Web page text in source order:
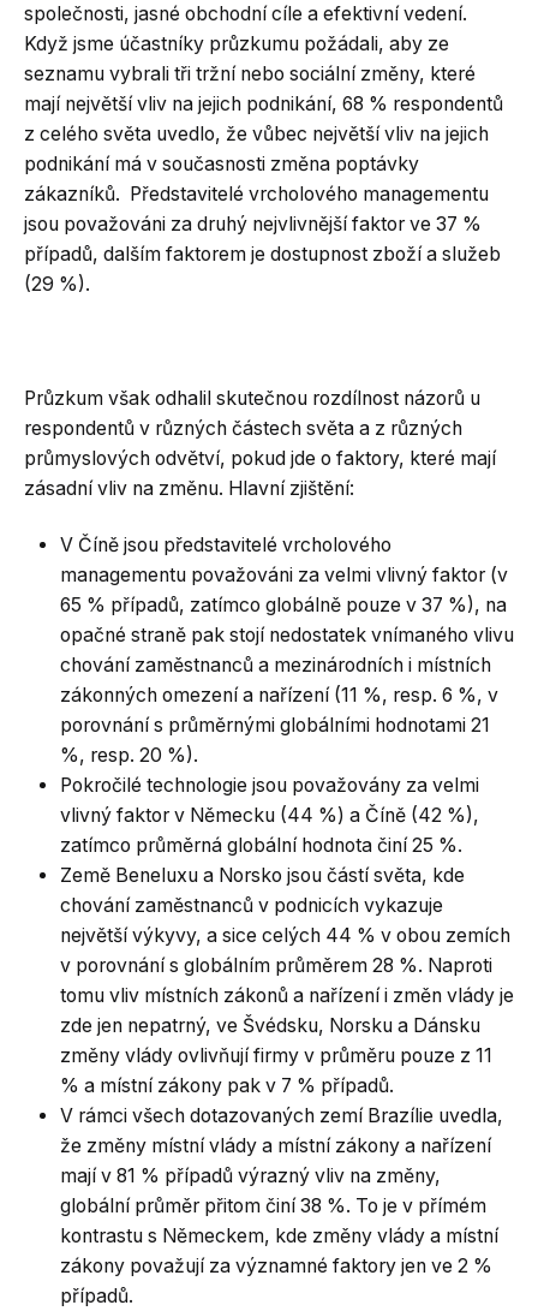
společnosti, jasné obchodní cíle a efektivní vedení.
Když jsme účastníky průzkumu požádali, aby ze
seznamu vybrali tři tržní nebo sociální změny, které
mají největší vliv na jejich podnikání, 68 % respondentů
z celého světa uvedlo, že vůbec největší vliv na jejich
podnikání má v současnosti změna poptávky
zákazníků. Představitelé vrcholového managementu
jsou považováni za druhý nejvlivnější faktor ve 37 %
případů, dalším faktorem je dostupnost zboží a služeb
(29 %).
Průzkum však odhalil skutečnou rozdílnost názorů u
respondentů v různých částech světa a z různých
průmyslových odvětví, pokud jde o faktory, které mají
zásadní vliv na změnu. Hlavní zjištění:
V Číně jsou představitelé vrcholového
managementu považováni za velmi vlivný faktor (v
65 % případů, zatímco globálně pouze v 37 %), na
opačné straně pak stojí nedostatek vnímaného vlivu
chování zaměstnanců a mezinárodních i místních
zákonných omezení a nařízení (11 %, resp. 6 %, v
porovnání s průměrnými globálními hodnotami 21
%, resp. 20 %).
Pokročilé technologie jsou považovány za velmi
vlivný faktor v Německu (44 %) a Číně (42 %),
zatímco průměrná globální hodnota činí 25 %.
Země Beneluxu a Norsko jsou částí světa, kde
chování zaměstnanců v podnicích vykazuje
největší výkyvy, a sice celých 44 % v obou zemích
v porovnání s globálním průměrem 28 %. Naproti
tomu vliv místních zákonů a nařízení i změn vlády je
zde jen nepatrný, ve Švédsku, Norsku a Dánsku
změny vlády ovlivňují firmy v průměru pouze z 11
% a místní zákony pak v 7 % případů.
V rámci všech dotazovaných zemí Brazílie uvedla,
že změny místní vlády a místní zákony a nařízení
mají v 81 % případů výrazný vliv na změny,
globální průměr přitom činí 38 %. To je v přímém
kontrastu s Německem, kde změny vlády a místní
zákony považují za významné faktory jen ve 2 %
případů.